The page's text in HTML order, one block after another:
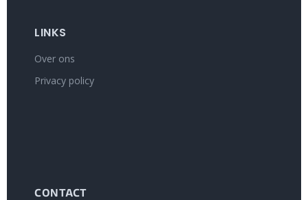
LINKS
Over ons
Privacy policy
CONTACT